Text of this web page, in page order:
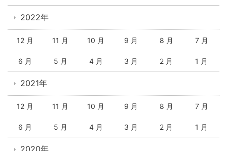
2022年
12 月 11 月 10 月 9 月 8 月 7 月
6 月 5 月 4 月 3 月 2 月 1 月
2021年
12 月 11 月 10 月 9 月 8 月 7 月
6 月 5 月 4 月 3 月 2 月 1 月